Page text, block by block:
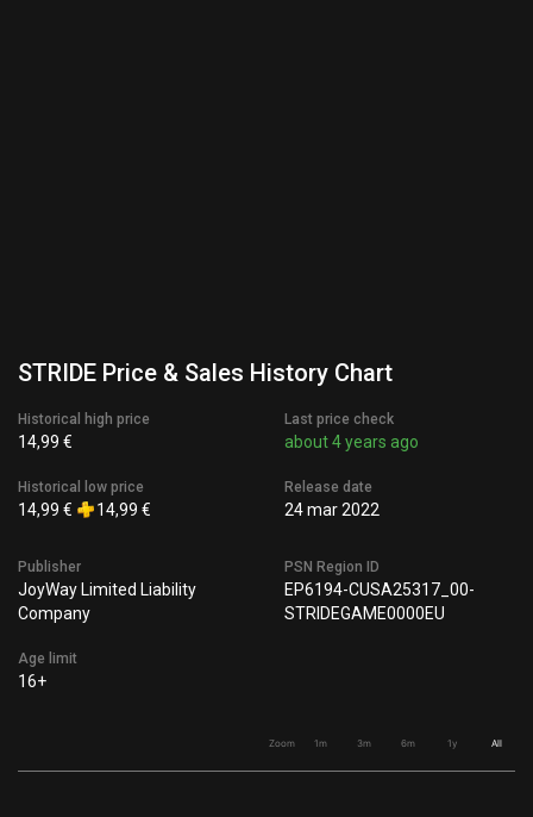
STRIDE Price & Sales History Chart
Historical high price
14,99 €
Historical low price
14,99 € 14,99 €
Last price check
about 4 years ago
Release date
24 mar 2022
Publisher
JoyWay Limited Liability
Company
Age limit
16+
PSN Region ID
EP6194-CUSA25317_00-
STRIDEGAME0000EU
Zoom 1m 3m 6m 1y All